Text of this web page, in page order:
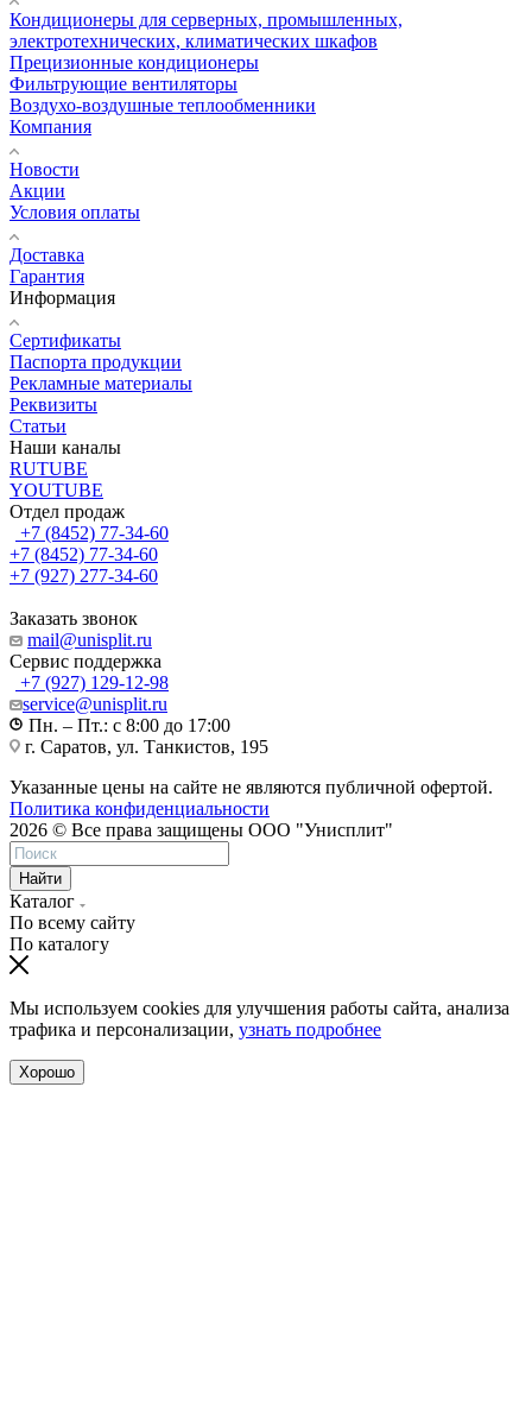
Кондиционеры для серверных, промышленных,
электротехнических, климатических шкафов
Прецизионные кондиционеры
Фильтрующие вентиляторы
Воздухо-воздушные теплообменники
Компания
Новости
Акции
Условия оплаты
Доставка
Гарантия
Информация
Сертификаты
Паспорта продукции
Рекламные материалы
Реквизиты
Статьи
Наши каналы
RUTUBE
YOUTUBE
Отдел продаж
+7 (8452) 77-34-60
+7 (8452) 77-34-60
+7 (927) 277-34-60
Заказать звонок
mail@unisplit.ru
Cервис поддержка
+7 (927) 129-12-98
service@unisplit.ru
Пн. – Пт.: с 8:00 до 17:00
г. Саратов, ул. Танкистов, 195
Указанные цены на сайте не являются публичной офертой.
Политика конфиденциальности
2026 © Все права защищены ООО "Унисплит"
Найти
Каталог
По всему сайту
По каталогу
Мы используем cookies для улучшения работы сайта, анализа
трафика и персонализации, узнать подробнее
Хорошо